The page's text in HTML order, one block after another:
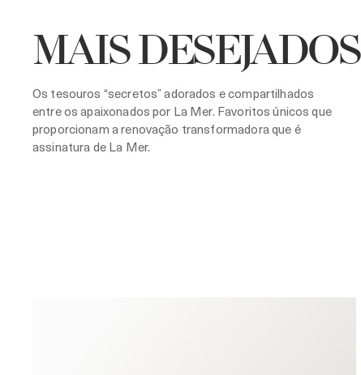
MAIS DESEJADOS
Os tesouros “secretos” adorados e compartilhados
entre os apaixonados por La Mer. Favoritos únicos que
proporcionam a renovação transformadora que é
assinatura de La Mer.